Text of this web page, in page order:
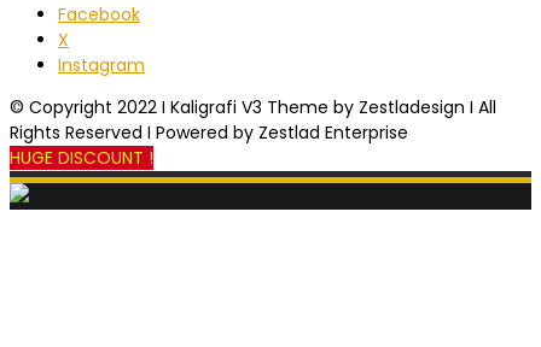
Facebook
X
Instagram
© Copyright 2022 I Kaligrafi V3 Theme by Zestladesign I All
Rights Reserved I Powered by Zestlad Enterprise
HUGE DISCOUNT !